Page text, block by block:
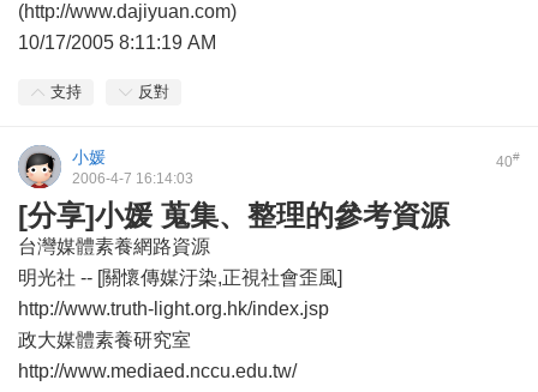
(http://www.dajiyuan.com)
10/17/2005 8:11:19 AM
支持 反對
40#
小媛
2006-4-7 16:14:03
[分享]小媛 蒐集、整理的參考資源
台灣媒體素養網路資源
明光社 -- [關懷傳媒汙染,正視社會歪風]
http://www.truth-light.org.hk/index.jsp
政大媒體素養研究室
http://www.mediaed.nccu.edu.tw/